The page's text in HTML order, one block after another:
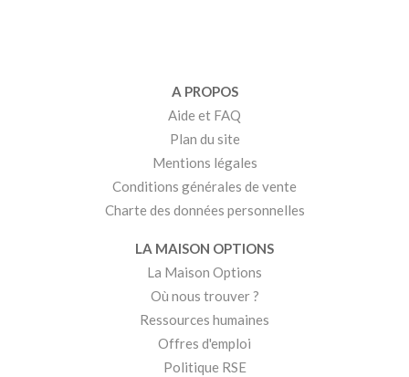
A PROPOS
Aide et FAQ
Plan du site
Mentions légales
Conditions générales de vente
Charte des données personnelles
LA MAISON OPTIONS
La Maison Options
Où nous trouver ?
Ressources humaines
Offres d'emploi
Politique RSE